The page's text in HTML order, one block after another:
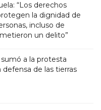
“Los derechos
la dignidad de
incluso de
un delito”
sumó a la protesta
defensa de las tierras